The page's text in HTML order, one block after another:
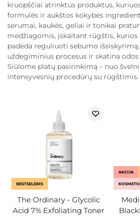
kruopščiai atrinktus produktus,
formulės ir aukštos kokybės
serumai, kaukės, geliai ir tonikai
medžiagomis, įskaitant rūgštis, kurios
padeda reguliuoti sebumo
uždegiminius procesus ir skatina
Siūlome platų pasirinkimą – nuo
intensyvesnių procedūrų su rūgštimis.
BESTSELERIS
The Ordinary - Glycolic
Acid 7% Exfoliating Toner
AKCIJA